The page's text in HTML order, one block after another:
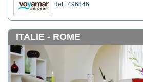
Place d'Espagne et à 0,6 km de Fontaine de
Trevi.
Ref : 496846
ITALIE - ROME